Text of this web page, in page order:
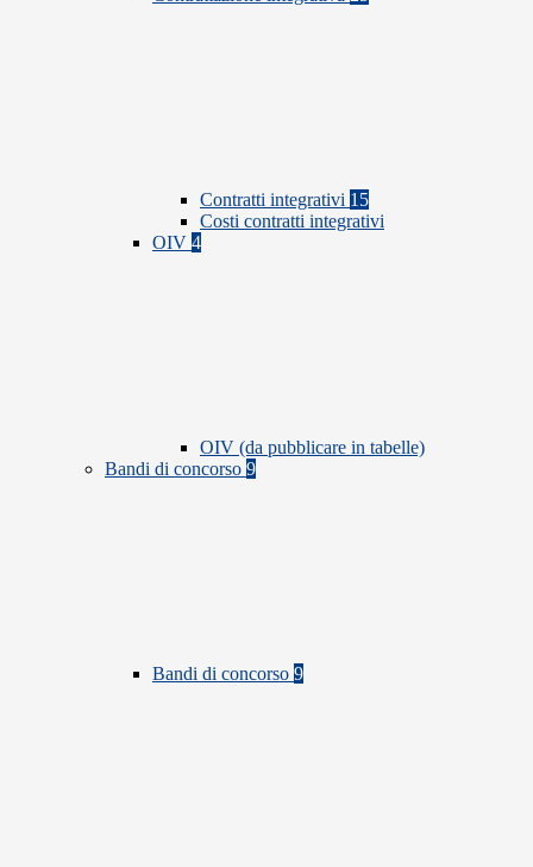
Contratti integrativi 15
Costi contratti integrativi
OIV 4
OIV (da pubblicare in tabelle)
Bandi di concorso 9
Bandi di concorso 9